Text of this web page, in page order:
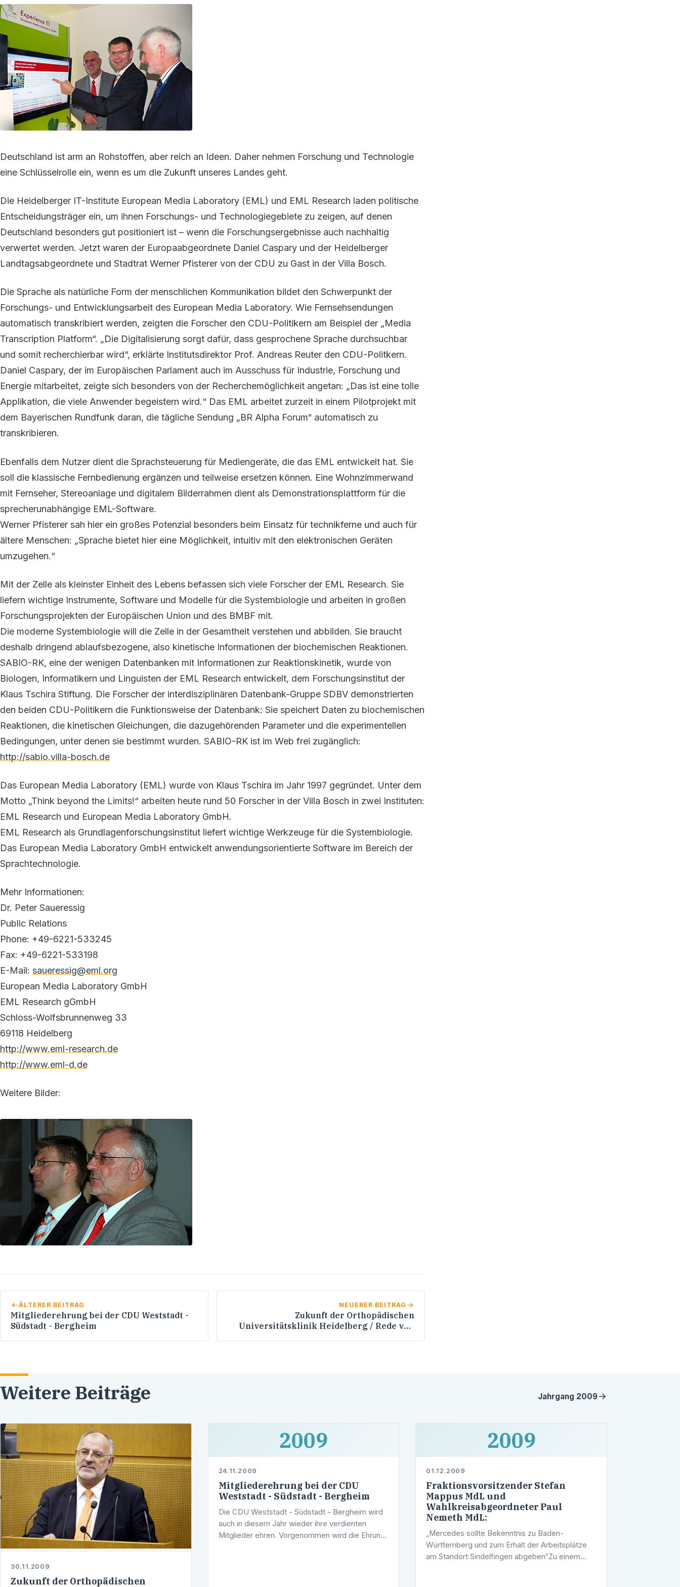
Deutschland ist arm an Rohstoffen, aber reich an Ideen. Daher nehmen Forschung und Technologie
eine Schlüsselrolle ein, wenn es um die Zukunft unseres Landes geht.
Die Heidelberger IT-Institute European Media Laboratory (EML) und EML Research laden politische
Entscheidungsträger ein, um ihnen Forschungs- und Technologiegebiete zu zeigen, auf denen
Deutschland besonders gut positioniert ist – wenn die Forschungsergebnisse auch nachhaltig
verwertet werden. Jetzt waren der Europaabgeordnete Daniel Caspary und der Heidelberger
Landtagsabgeordnete und Stadtrat Werner Pfisterer von der CDU zu Gast in der Villa Bosch.
Die Sprache als natürliche Form der menschlichen Kommunikation bildet den Schwerpunkt der
Forschungs- und Entwicklungsarbeit des European Media Laboratory. Wie Fernsehsendungen
automatisch transkribiert werden, zeigten die Forscher den CDU-Politikern am Beispiel der „Media
Transcription Platform“. „Die Digitalisierung sorgt dafür, dass gesprochene Sprache durchsuchbar
und somit recherchierbar wird“, erklärte Institutsdirektor Prof. Andreas Reuter den CDU-Politkern.
Daniel Caspary, der im Europäischen Parlament auch im Ausschuss für Industrie, Forschung und
Energie mitarbeitet, zeigte sich besonders von der Recherchemöglichkeit angetan: „Das ist eine tolle
Applikation, die viele Anwender begeistern wird.“ Das EML arbeitet zurzeit in einem Pilotprojekt mit
dem Bayerischen Rundfunk daran, die tägliche Sendung „BR Alpha Forum“ automatisch zu
transkribieren.
Ebenfalls dem Nutzer dient die Sprachsteuerung für Mediengeräte, die das EML entwickelt hat. Sie
soll die klassische Fernbedienung ergänzen und teilweise ersetzen können. Eine Wohnzimmerwand
mit Fernseher, Stereoanlage und digitalem Bilderrahmen dient als Demonstrationsplattform für die
sprecherunabhängige EML-Software.
Werner Pfisterer sah hier ein großes Potenzial besonders beim Einsatz für technikferne und auch für
ältere Menschen: „Sprache bietet hier eine Möglichkeit, intuitiv mit den elektronischen Geräten
umzugehen.“
Mit der Zelle als kleinster Einheit des Lebens befassen sich viele Forscher der EML Research. Sie
liefern wichtige Instrumente, Software und Modelle für die Systembiologie und arbeiten in großen
Forschungsprojekten der Europäischen Union und des BMBF mit.
Die moderne Systembiologie will die Zelle in der Gesamtheit verstehen und abbilden. Sie braucht
deshalb dringend ablaufsbezogene, also kinetische Informationen der biochemischen Reaktionen.
SABIO-RK, eine der wenigen Datenbanken mit Informationen zur Reaktionskinetik, wurde von
Biologen, Informatikern und Linguisten der EML Research entwickelt, dem Forschungsinstitut der
Klaus Tschira Stiftung. Die Forscher der interdisziplinären Datenbank-Gruppe SDBV demonstrierten
den beiden CDU-Politikern die Funktionsweise der Datenbank: Sie speichert Daten zu biochemischen
Reaktionen, die kinetischen Gleichungen, die dazugehörenden Parameter und die experimentellen
Bedingungen, unter denen sie bestimmt wurden. SABIO-RK ist im Web frei zugänglich:
http://sabio.villa-bosch.de
Das European Media Laboratory (EML) wurde von Klaus Tschira im Jahr 1997 gegründet. Unter dem
Motto „Think beyond the Limits!“ arbeiten heute rund 50 Forscher in der Villa Bosch in zwei Instituten:
EML Research und European Media Laboratory GmbH.
EML Research als Grundlagenforschungsinstitut liefert wichtige Werkzeuge für die Systembiologie.
Das European Media Laboratory GmbH entwickelt anwendungsorientierte Software im Bereich der
Sprachtechnologie.
Mehr Informationen:
Dr. Peter Saueressig
Public Relations
Phone: +49-6221-533245
Fax: +49-6221-533198
E-Mail: saueressig@eml.org
European Media Laboratory GmbH
EML Research gGmbH
Schloss-Wolfsbrunnenweg 33
69118 Heidelberg
http://www.eml-research.de
http://www.eml-d.de
Weitere Bilder:
ÄLTERER BEITRAG
Mitgliederehrung bei der CDU Weststadt -
Südstadt - Bergheim
NEUERER BEITRAG
Zukunft der Orthopädischen
Universitätsklinik Heidelberg / Rede von
Weitere Beiträge Jahrgang 2009
30.11.2009
Zukunft der Orthopädischen
2009
24.11.2009
Mitgliederehrung bei der CDU
Weststadt - Südstadt - Bergheim
Die CDU Weststadt - Südstadt - Bergheim wird
auch in diesem Jahr wieder ihre verdienten
Mitglieder ehren. Vorgenommen wird die Ehrung
2009
01.12.2009
Fraktionsvorsitzender Stefan
Mappus MdL und
Wahlkreisabgeordneter Paul
Nemeth MdL:
„Mercedes sollte Bekenntnis zu Baden-
Württemberg und zum Erhalt der Arbeitsplätze
am Standort Sindelfingen abgeben“Zu einem